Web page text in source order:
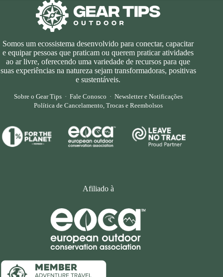
Somos um ecossistema desenvolvido para conectar, capacitar
e equipar pessoas que praticam ou querem praticar atividades
ao ar livre, oferecendo uma variedade de recursos para que
suas experiências na natureza sejam transformadoras, positivas
e sustentáveis.
Sobre o Gear Tips· Fale Conosco · Newsletter e Notificações
Política de Cancelamento, Trocas e Reembolsos
Afiliado à